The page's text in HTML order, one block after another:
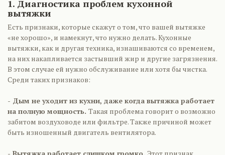
1. Диагностика проблем кухонной
вытяжки
Есть признаки, которые скажут о том, что вашей вытяжке
«не хорошо», и намекнут, что нужно делать. Кухонные
вытяжки, как и другая техника, изнашиваются со временем,
на них накапливается застывший жир и другие загрязнения.
В этом случае ей нужно обслуживание или хотя бы чистка.
Среди таких признаков:
- Дым не уходит из кухни, даже когда вытяжка работает
на полную мощность. Такая проблема говорит о возможно
забитом воздуховоде или фильтре. Также причиной может
быть изношенный двигатель вентилятора.